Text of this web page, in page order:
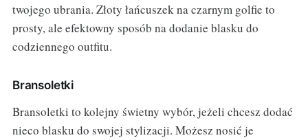
twojego ubrania. Złoty łańcuszek na czarnym golfie to
prosty, ale efektowny sposób na dodanie blasku do
codziennego outfitu.
Bransoletki
Bransoletki to kolejny świetny wybór, jeżeli chcesz dodać
nieco blasku do swojej stylizacji. Możesz nosić je